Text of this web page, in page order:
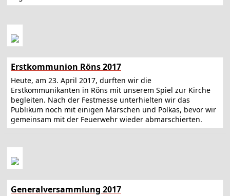
Erstkommunion Röns 2017
Heute, am 23. April 2017, durften wir die
Erstkommunikanten in Röns mit unserem Spiel zur Kirche
begleiten. Nach der Festmesse unterhielten wir das
Publikum noch mit einigen Märschen und Polkas, bevor wir
gemeinsam mit der Feuerwehr wieder abmarschierten.
Generalversammlung 2017